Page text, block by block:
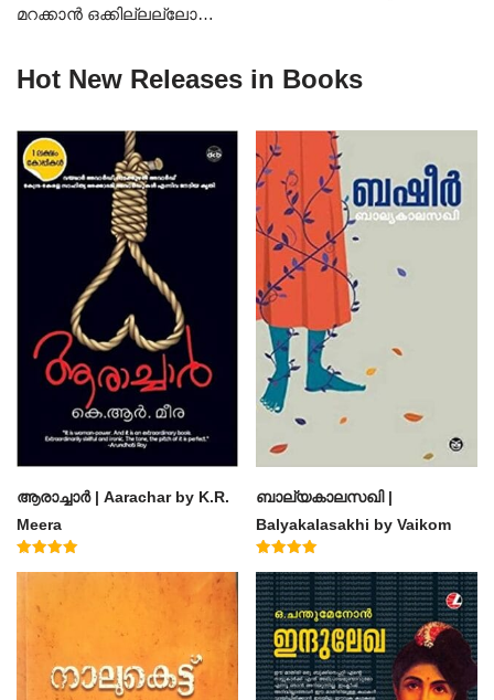
മറക്കാൻ ഒക്കില്ലല്ലോ…
Hot New Releases in Books
ആരാച്ചാര്‍ | Aarachar by K.R.
Meera
ബാല്യകാലസഖി |
Balyakalasakhi by Vaikom
Muhammad Basheer
4.60
out of 5